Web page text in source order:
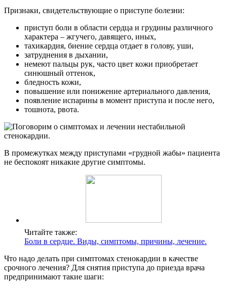
Признаки, свидетельствующие о приступе болезни:
приступ боли в области сердца и грудины различного
характера – жгучего, давящего, иных,
тахикардия, биение сердца отдает в голову, уши,
затруднения в дыхании,
немеют пальцы рук, часто цвет кожи приобретает
синюшный оттенок,
бледность кожи,
повышение или понижение артериального давления,
появление испарины в момент приступа и после него,
тошнота, рвота.
В промежутках между приступами «грудной жабы» пациента
не беспокоят никакие другие симптомы.
Читайте также:
Боли в сердце. Виды, симптомы, причины, лечение.
Что надо делать при симптомах стенокардии в качестве
срочного лечения? Для снятия приступа до приезда врача
предпринимают такие шаги: